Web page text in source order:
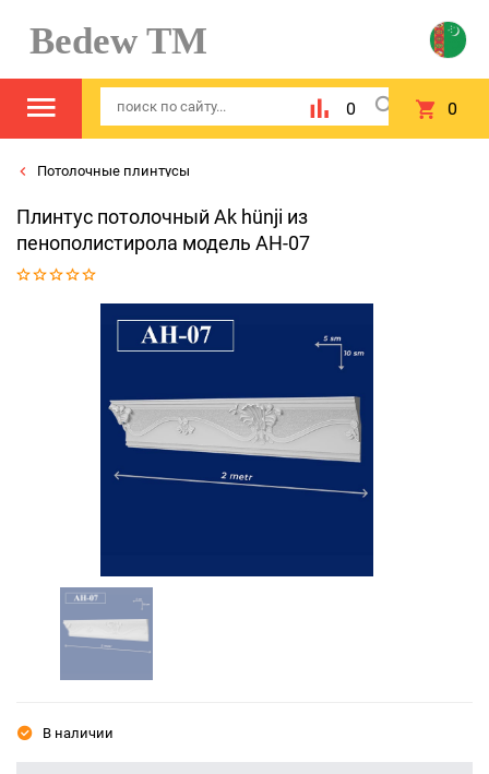
Bedew TM
0 0
Потолочные плинтусы
Плинтус потолочный Ak hünji из
пенополистирола модель AH-07
В наличии